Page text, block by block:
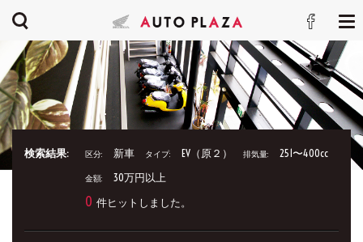
検索結果: 区分: 新車 タイプ: EV（原２） 排気量: 251〜400cc
金額: 30万円以上
0 件ヒットしました。